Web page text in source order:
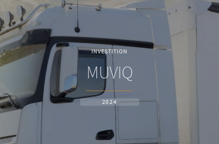
INVESTITION
MUVIQ
2024